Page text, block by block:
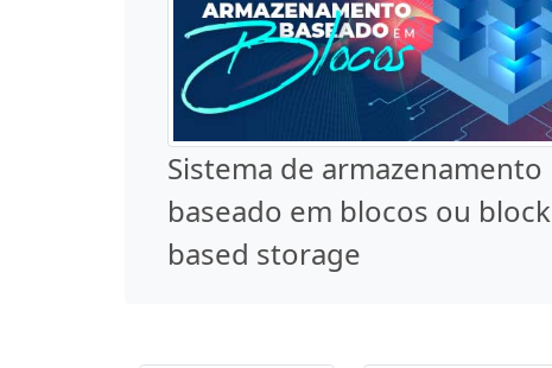
Sistema de armazenamento
baseado em blocos ou block
based storage